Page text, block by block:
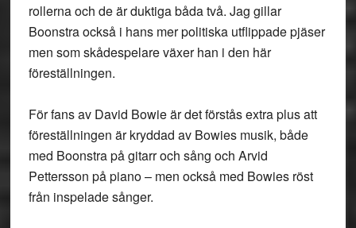
rollerna och de är duktiga båda två. Jag gillar
Boonstra också i hans mer politiska utflippade pjäser
men som skådespelare växer han i den här
föreställningen.
För fans av David Bowie är det förstås extra plus att
föreställningen är kryddad av Bowies musik, både
med Boonstra på gitarr och sång och Arvid
Pettersson på piano – men också med Bowies röst
från inspelade sånger.